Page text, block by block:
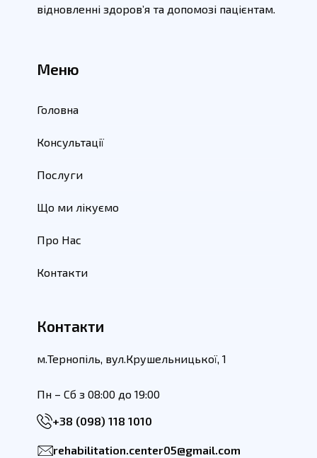
відновленні здоров’я та допомозі пацієнтам.
Меню
Головна
Консультації
Послуги
Що ми лікуємо
Про Нас
Контакти
Контакти
м.Тернопіль, вул.Крушельницької, 1
Пн – Сб з 08:00 до 19:00
+38 (098) 118 1010
rehabilitation.center05@gmail.com